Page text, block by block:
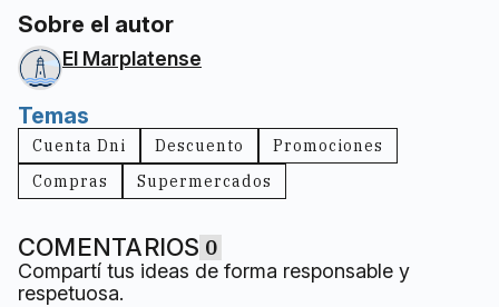
Sobre el autor
El Marplatense
Temas
Cuenta Dni Descuento
Promociones
Compras
Supermercados
COMENTARIOS 0
Compartí tus ideas de forma responsable y
respetuosa.